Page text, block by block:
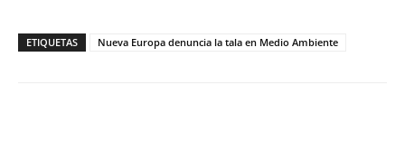
ETIQUETAS Nueva Europa denuncia la tala en Medio Ambiente